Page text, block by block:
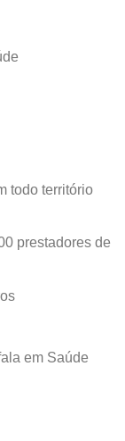
todo território
prestadores de
em Saúde